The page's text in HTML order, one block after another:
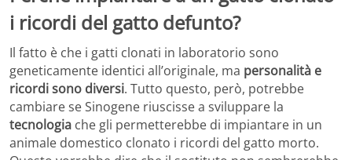
i ricordi del gatto defunto?
Il fatto è che i gatti clonati in laboratorio sono
geneticamente identici all’originale, ma personalità e
ricordi sono diversi. Tutto questo, però, potrebbe
cambiare se Sinogene riuscisse a sviluppare la
tecnologia che gli permetterebbe di impiantare in un
animale domestico clonato i ricordi del gatto morto.